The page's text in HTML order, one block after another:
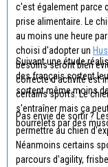
c'est également parce
prise alimentaire. Le
au moins une heure
choisi d'adopter un
besoins seront bien
correcte d'activité est
certains sports. Le
s'entraîner mais ça
bourrelets par des
Suivant une étude
des français sortent
sortent même moins
Pas envie de sortir ?
permettre au chien
Néanmoins certains
parcours d'agility,